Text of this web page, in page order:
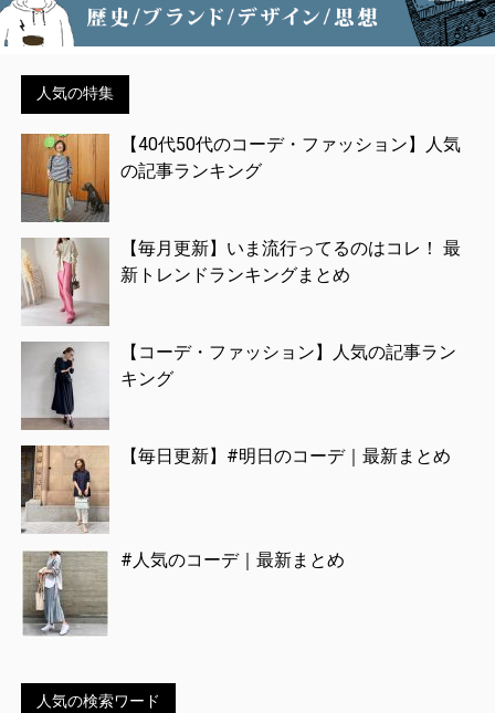
人気の特集
【40代50代のコーデ・ファッション】人気
の記事ランキング
【毎月更新】いま流行ってるのはコレ！ 最
新トレンドランキングまとめ
【コーデ・ファッション】人気の記事ラン
キング
【毎日更新】#明日のコーデ｜最新まとめ
#人気のコーデ｜最新まとめ
人気の検索ワード